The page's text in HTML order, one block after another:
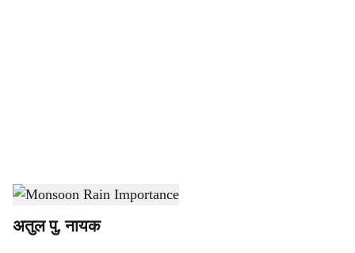
a
Monsoon-Dainik Gomantak
अतुल पु. नायक